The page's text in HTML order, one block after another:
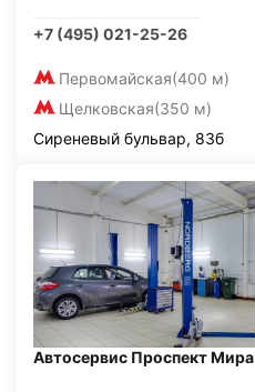
+7 (495) 021-25-26
Первомайская(400 м)
Щелковская(350 м)
Сиреневый бульвар, 83б
Автосервис Проспект Мира